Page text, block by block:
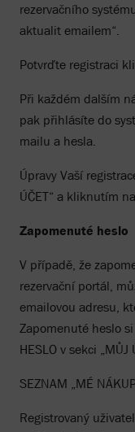
rezervačního
aktualit emailem“.
Potvrďte registraci
Při každém dalším
pak přihlásíte do
mailu a hesla.
Úpravy Vaší
ÚČET“ a kliknutím
Zapomenuté heslo
V případě, že
rezervační portál,
emailovou adresu,
Zapomenuté heslo
HESLO v sekci „MŮJ
SEZNAM „MÉ
Registrovaný